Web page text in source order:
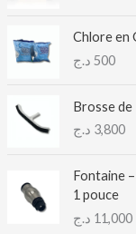
Chlore en
500 د.ج
Brosse
3,800 د.ج
Fontaine
1 pouce
11,000 د.ج